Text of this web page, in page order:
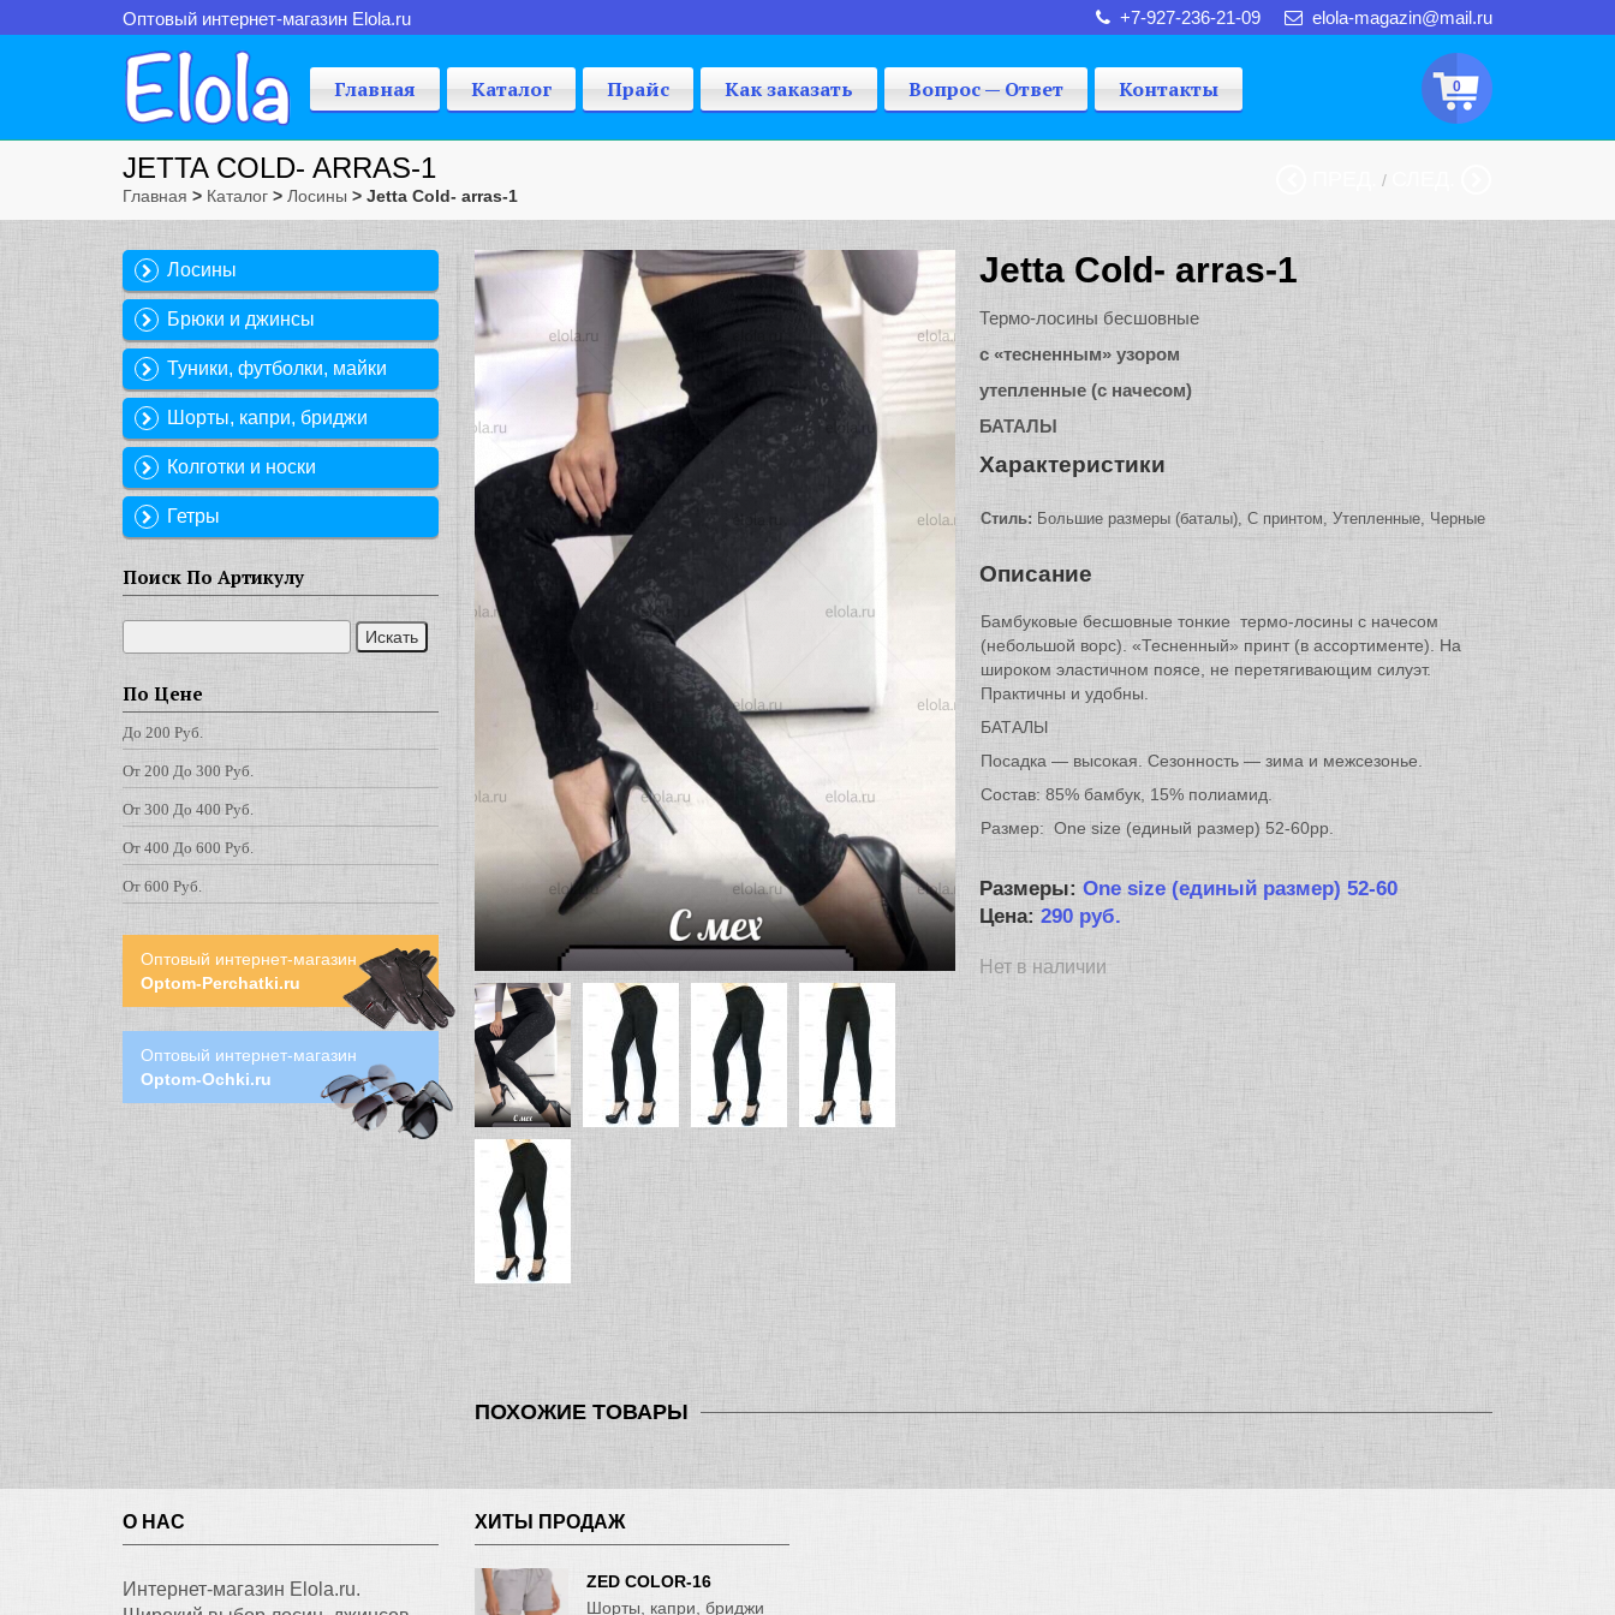
Оптовый интернет-магазин Elola.ru +7-927-236-21-09 elola-magazin@mail.ru
0
Главная Каталог Прайс Как заказать Вопрос — Ответ Контакты
JETTA COLD- ARRAS-1
Главная > Каталог > Лосины > Jetta Cold- arras-1
/
Jetta Cold- arras-1
Термо-лосины бесшовные
с «тесненным» узором
утепленные (с начесом)
БАТАЛЫ
Характеристики
Стиль:Большие размеры (баталы), С принтом, Утепленные, Черные
Описание
Бамбуковые бесшовные тонкие термо-лосины с начесом
(небольшой ворс). «Тесненный» принт (в ассортименте). На
широком эластичном поясе, не перетягивающим силуэт.
Практичны и удобны.
БАТАЛЫ
Посадка — высокая. Сезонность — зима и межсезонье.
Состав: 85% бамбук, 15% полиамид.
Размер: One size (единый размер) 52-60рр.
Размеры: One size (единый размер) 52-60
Цена: 290 руб.
Нет в наличии
ПОХОЖИЕ ТОВАРЫ
Лосины
Брюки и джинсы
Туники, футболки, майки
Шорты, капри, бриджи
Колготки и носки
Гетры
Поиск По Артикулу
По Цене
До 200 Руб.
От 200 До 300 Руб.
От 300 До 400 Руб.
От 400 До 600 Руб.
От 600 Руб.
Оптовый интернет-магазин
Optom-Perchatki.ru
Оптовый интернет-магазин
Optom-Ochki.ru
О НАС
Интернет-магазин Elola.ru.
ХИТЫ ПРОДАЖ
ZED COLOR-16
Шорты, капри, бриджи